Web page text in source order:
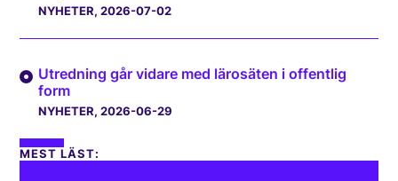
NYHETER, 2026-07-02
Utredning går vidare med lärosäten i offentlig
form
NYHETER, 2026-06-29
MEST LÄST: